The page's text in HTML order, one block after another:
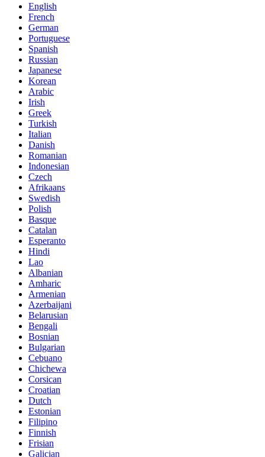
English
French
German
Portuguese
Spanish
Russian
Japanese
Korean
Arabic
Irish
Greek
Turkish
Italian
Danish
Romanian
Indonesian
Czech
Afrikaans
Swedish
Polish
Basque
Catalan
Esperanto
Hindi
Lao
Albanian
Amharic
Armenian
Azerbaijani
Belarusian
Bengali
Bosnian
Bulgarian
Cebuano
Chichewa
Corsican
Croatian
Dutch
Estonian
Filipino
Finnish
Frisian
Galician